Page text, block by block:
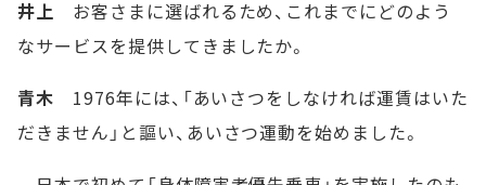
井上 お客さまに選ばれるため、これまでにどのよう
なサービスを提供してきましたか。
青木 1976年には、「あいさつをしなければ運賃はいた
だきません」と謳い、あいさつ運動を始めました。